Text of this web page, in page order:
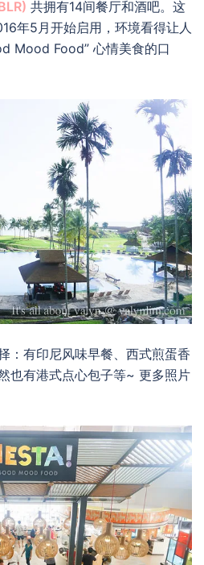
共拥有14间餐厅和酒吧。这
年5月开始启用，环境看得让人
Mood Food” 心情美食的口
：有印尼风味早餐、西式煎蛋香
也有港式点心包子等~ 更多照片